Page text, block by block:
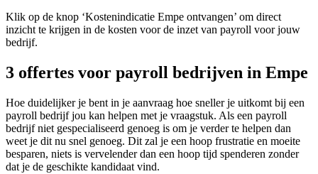
Klik op de knop ‘Kostenindicatie Empe ontvangen’ om direct
inzicht te krijgen in de kosten voor de inzet van payroll voor jouw
bedrijf.
3 offertes voor payroll bedrijven in Empe
Hoe duidelijker je bent in je aanvraag hoe sneller je uitkomt bij een
payroll bedrijf jou kan helpen met je vraagstuk. Als een payroll
bedrijf niet gespecialiseerd genoeg is om je verder te helpen dan
weet je dit nu snel genoeg. Dit zal je een hoop frustratie en moeite
besparen, niets is vervelender dan een hoop tijd spenderen zonder
dat je de geschikte kandidaat vind.